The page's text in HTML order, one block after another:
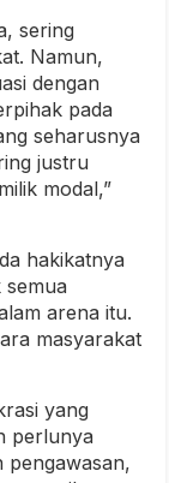
sering
Namun,
dengan
pada
seharusnya
justru
modal,”
hakikatnya
arena itu.
masyarakat
yang
perlunya
pengawasan,